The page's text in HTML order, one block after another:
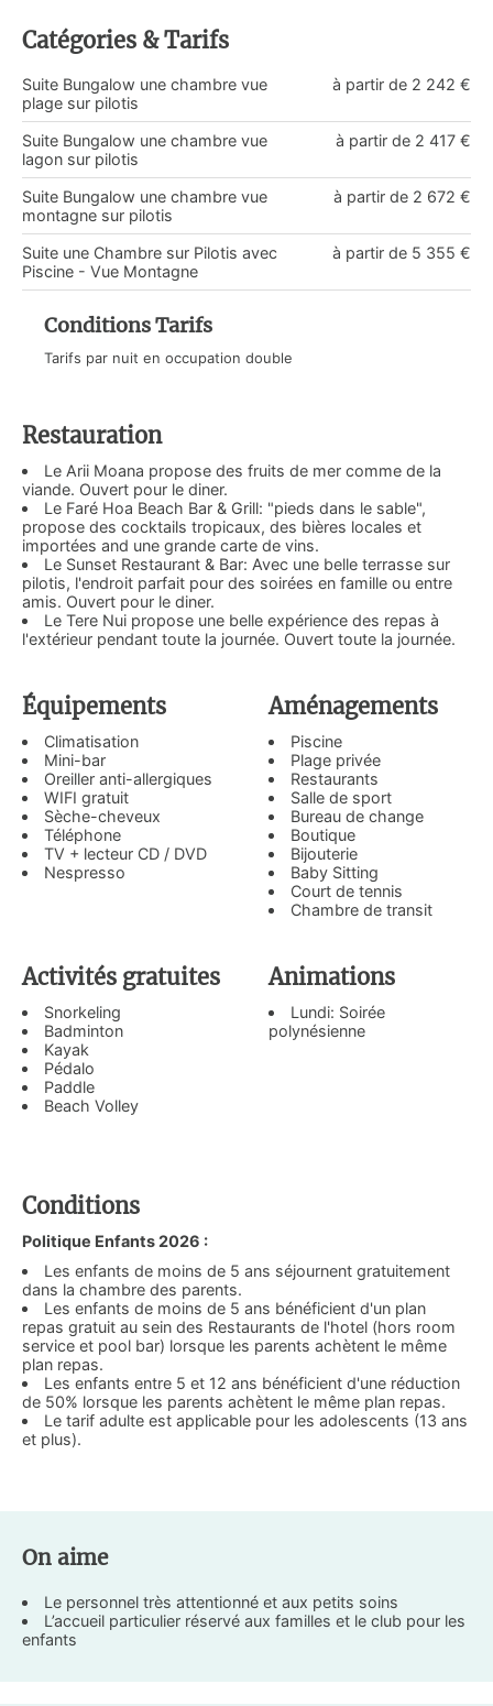
Catégories & Tarifs
à partir de 2 242 €
Suite Bungalow une chambre vue
plage sur pilotis
à partir de 2 417 €
Suite Bungalow une chambre vue
lagon sur pilotis
à partir de 2 672 €
Suite Bungalow une chambre vue
montagne sur pilotis
à partir de 5 355 €
Suite une Chambre sur Pilotis avec
Piscine - Vue Montagne
Conditions Tarifs
Tarifs par nuit en occupation double
Restauration
Le Arii Moana propose des fruits de mer comme de la
viande. Ouvert pour le diner.
Le Faré Hoa Beach Bar & Grill: "pieds dans le sable",
propose des cocktails tropicaux, des bières locales et
importées and une grande carte de vins.
Le Sunset Restaurant & Bar: Avec une belle terrasse sur
pilotis, l'endroit parfait pour des soirées en famille ou entre
amis. Ouvert pour le diner.
Le Tere Nui propose une belle expérience des repas à
l'extérieur pendant toute la journée. Ouvert toute la journée.
Équipements
Climatisation
Mini-bar
Oreiller anti-allergiques
WIFI gratuit
Sèche-cheveux
Téléphone
TV + lecteur CD / DVD
Nespresso
Aménagements
Piscine
Plage privée
Restaurants
Salle de sport
Bureau de change
Boutique
Bijouterie
Baby Sitting
Court de tennis
Chambre de transit
Activités gratuites
Snorkeling
Badminton
Kayak
Pédalo
Paddle
Beach Volley
Animations
Lundi: Soirée
polynésienne
Conditions
Politique Enfants 2026 :
Les enfants de moins de 5 ans séjournent gratuitement
dans la chambre des parents.
Les enfants de moins de 5 ans bénéficient d'un plan
repas gratuit au sein des Restaurants de l'hotel (hors room
service et pool bar) lorsque les parents achètent le même
plan repas.
Les enfants entre 5 et 12 ans bénéficient d'une réduction
de 50% lorsque les parents achètent le même plan repas.
Le tarif adulte est applicable pour les adolescents (13 ans
et plus).
On aime
Le personnel très attentionné et aux petits soins
L’accueil particulier réservé aux familles et le club pour les
enfants